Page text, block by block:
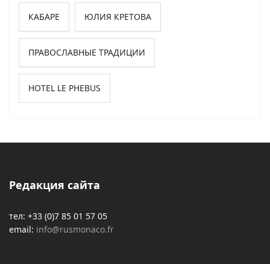
КАБАРЕ ЮЛИЯ КРЕТОВА
ПРАВОСЛАВНЫЕ ТРАДИЦИИ
HOTEL LE PHEBUS
Редакция сайта
тел: +33 (0)7 85 01 57 05
email: info@rusmonaco.fr